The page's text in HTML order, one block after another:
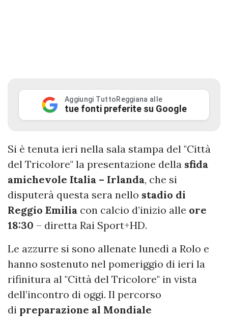
Aggiungi TuttoReggiana alle
tue fonti preferite su Google
Si è tenuta ieri nella sala stampa del "Città
del Tricolore" la presentazione della sfida
amichevole Italia – Irlanda, che si
disputerà questa sera nello stadio di
Reggio Emilia con calcio d’inizio alle ore
18:30 – diretta Rai Sport+HD.
Le azzurre si sono allenate lunedì a Rolo e
hanno sostenuto nel pomeriggio di ieri la
rifinitura al "Città del Tricolore" in vista
dell’incontro di oggi. Il percorso
di preparazione al Mondiale